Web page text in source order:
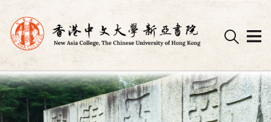
Skip
to
content